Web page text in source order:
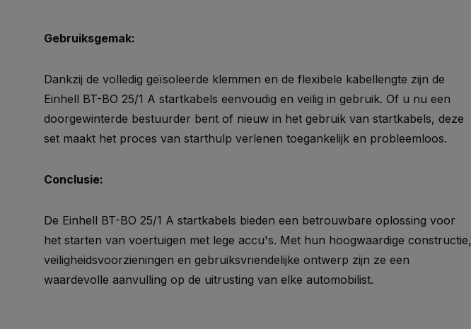
Gebruiksgemak:
Dankzij de volledig geïsoleerde klemmen en de flexibele kabellengte zijn de
Einhell BT-BO 25/1 A startkabels eenvoudig en veilig in gebruik. Of u nu een
doorgewinterde bestuurder bent of nieuw in het gebruik van startkabels, deze
set maakt het proces van starthulp verlenen toegankelijk en probleemloos.
Conclusie:
De Einhell BT-BO 25/1 A startkabels bieden een betrouwbare oplossing voor
het starten van voertuigen met lege accu's. Met hun hoogwaardige constructie,
veiligheidsvoorzieningen en gebruiksvriendelijke ontwerp zijn ze een
waardevolle aanvulling op de uitrusting van elke automobilist.